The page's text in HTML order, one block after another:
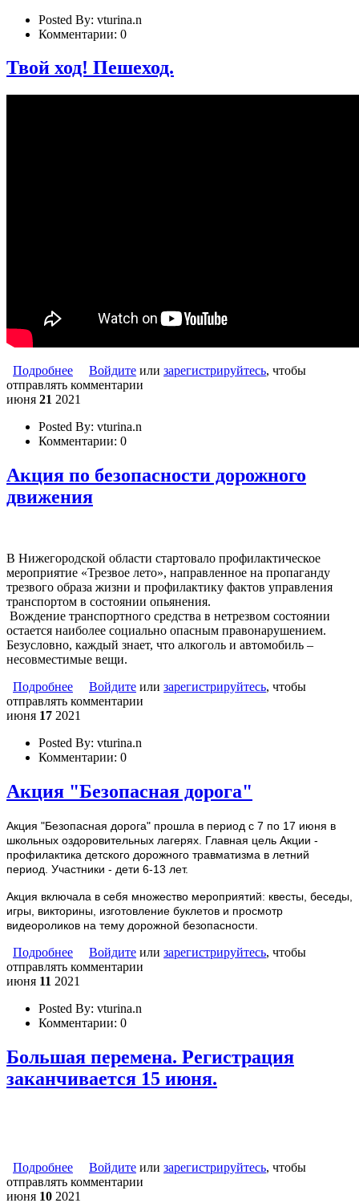
Posted By: vturina.n
Комментарии: 0
Твой ход! Пешеход.
Подробнее о Твой ход! Пешеход.
Войдите или зарегистрируйтесь, чтобы
отправлять комментарии
июня 21 2021
Posted By: vturina.n
Комментарии: 0
Акция по безопасности дорожного
движения
В Нижегородской области стартовало профилактическое
мероприятие «Трезвое лето», направленное на пропаганду
трезвого образа жизни и профилактику фактов управления
транспортом в состоянии опьянения.
Вождение транспортного средства в нетрезвом состоянии
остается наиболее социально опасным правонарушением.
Безусловно, каждый знает, что алкоголь и автомобиль –
несовместимые вещи.
Подробнее о Акция по безопасности дорожного движения
Войдите или зарегистрируйтесь, чтобы
отправлять комментарии
июня 17 2021
Posted By: vturina.n
Комментарии: 0
Акция "Безопасная дорога"
Акция "Безопасная дорога" прошла в период с 7 по 17 июня в
школьных оздоровительных лагерях. Главная цель Акции -
профилактика детского дорожного травматизма в летний
период. Участники - дети 6-13 лет.
Акция включала в себя множество мероприятий: квесты, беседы,
игры, викторины, изготовление буклетов и просмотр
видеороликов на тему дорожной безопасности.
Подробнее о Акция "Безопасная дорога"
Войдите или зарегистрируйтесь, чтобы
отправлять комментарии
июня 11 2021
Posted By: vturina.n
Комментарии: 0
Большая перемена. Регистрация
заканчивается 15 июня.
Подробнее о Большая перемена. Регистрация заканчивается 15
июня.
Войдите или зарегистрируйтесь, чтобы
отправлять комментарии
июня 10 2021